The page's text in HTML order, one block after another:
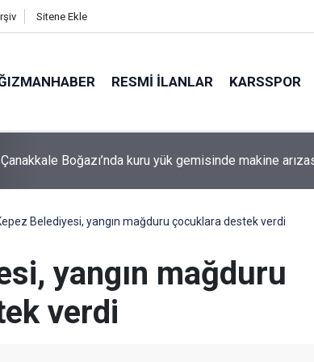
Sitene Ekle
RESMI İLANLAR KARSSPOR
Çanakkale Boğazı’nda kuru yük gemisinde makine
Belediyesi, yangın mağduru çocuklara destek verdi
yangın mağduru
verdi